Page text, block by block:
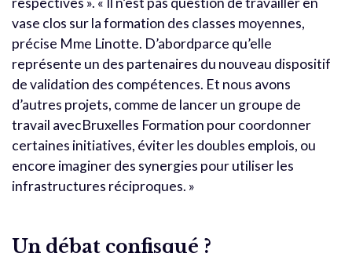
vase clos sur la formation des classes moyennes,
précise Mme Linotte. D’abordparce qu’elle
représente un des partenaires du nouveau dispositif
de validation des compétences. Et nous avons
d’autres projets, comme de lancer un groupe de
travail avecBruxelles Formation pour coordonner
certaines initiatives, éviter les doubles emplois, ou
encore imaginer des synergies pour utiliser les
infrastructures réciproques. »
Un débat confisqué ?